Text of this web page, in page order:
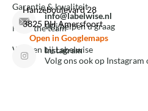
Garantie & kwaliteit
Meet the team
Werken bij Labelwise
info@labelwise.nl
Wij helpen u graag
Instagram
Volg ons ook op
Hanzeboulevard 28
3825 PH Amersfoort
Open in Googlemaps